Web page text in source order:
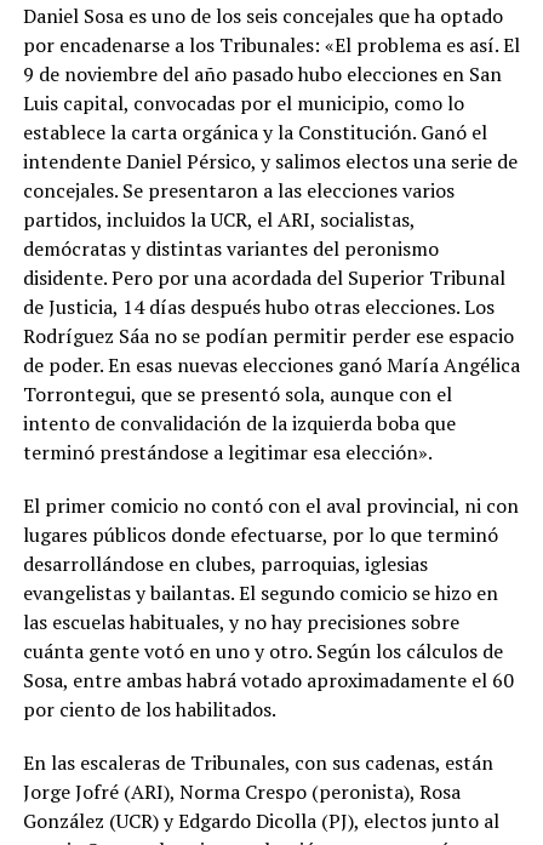
Daniel Sosa es uno de los seis concejales que ha optado
por encadenarse a los Tribunales: «El problema es así. El
9 de noviembre del año pasado hubo elecciones en San
Luis capital, convocadas por el municipio, como lo
establece la carta orgánica y la Constitución. Ganó el
intendente Daniel Pérsico, y salimos electos una serie de
concejales. Se presentaron a las elecciones varios
partidos, incluidos la UCR, el ARI, socialistas,
demócratas y distintas variantes del peronismo
disidente. Pero por una acordada del Superior Tribunal
de Justicia, 14 días después hubo otras elecciones. Los
Rodríguez Sáa no se podían permitir perder ese espacio
de poder. En esas nuevas elecciones ganó María Angélica
Torrontegui, que se presentó sola, aunque con el
intento de convalidación de la izquierda boba que
terminó prestándose a legitimar esa elección».
El primer comicio no contó con el aval provincial, ni con
lugares públicos donde efectuarse, por lo que terminó
desarrollándose en clubes, parroquias, iglesias
evangelistas y bailantas. El segundo comicio se hizo en
las escuelas habituales, y no hay precisiones sobre
cuánta gente votó en uno y otro. Según los cálculos de
Sosa, entre ambas habrá votado aproximadamente el 60
por ciento de los habilitados.
En las escaleras de Tribunales, con sus cadenas, están
Jorge Jofré (ARI), Norma Crespo (peronista), Rosa
González (UCR) y Edgardo Dicolla (PJ), electos junto al